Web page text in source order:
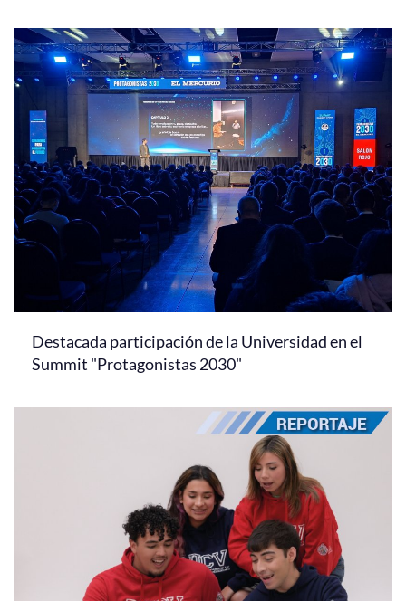
Destacada participación de la Universidad en el
Summit "Protagonistas 2030"